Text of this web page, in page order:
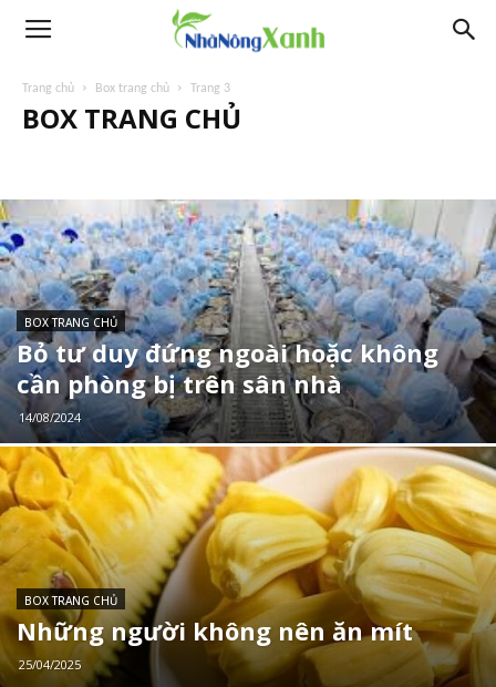
Trang chủ Box trang chủ Trang 3
BOX TRANG CHỦ
BOX TRANG CHỦ
Bỏ tư duy đứng ngoài hoặc không
cần phòng bị trên sân nhà
14/08/2024
BOX TRANG CHỦ
Những người không nên ăn mít
25/04/2025